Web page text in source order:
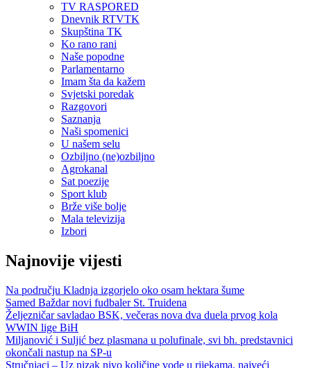
TV RASPORED
Dnevnik RTVTK
Skupština TK
Ko rano rani
Naše popodne
Parlamentarno
Imam šta da kažem
Svjetski poredak
Razgovori
Saznanja
Naši spomenici
U našem selu
Ozbiljno (ne)ozbiljno
Agrokanal
Sat poezije
Sport klub
Brže više bolje
Mala televizija
Izbori
Najnovije vijesti
Na području Kladnja izgorjelo oko osam hektara šume
Samed Baždar novi fudbaler St. Truidena
Željezničar savladao BSK, večeras nova dva duela prvog kola
WWIN lige BiH
Miljanović i Suljić bez plasmana u polufinale, svi bh. predstavnici
okončali nastup na SP-u
Stručnjaci – Uz nizak nivo količine vode u rijekama, najveći